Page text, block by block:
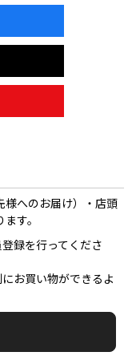
へのお届け）・店頭
す。
録を行ってくださ
お買い物ができるよ